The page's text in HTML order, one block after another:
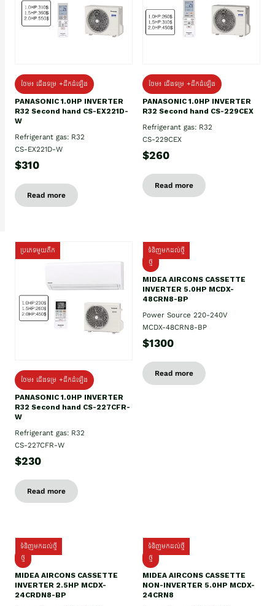
ថែម៖ ជើងទម្រ +ដឹកដំឡើង
PANASONIC 1.0HP INVERTER
R32 Second hand CS-EX221D-
W
Refrigerant gas: R32
CS-EX221D-W
$310
Read more
ថែម៖ ជើងទម្រ +ដឹកដំឡើង
PANASONIC 1.0HP INVERTER
R32 Second hand CS-229CEX
Refrigerant gas: R32
CS-229CEX
$260
Read more
ប្រភេទមួយតឹក
ថែម៖ ជើងទម្រ +ដឹកដំឡើង
PANASONIC 1.0HP INVERTER
R32 Second hand CS-227CFR-
W
Refrigerant gas: R32
CS-227CFR-W
$230
Read more
ទំនិញមកដល់ថ្មី
ថ្មី
MIDEA AIRCONS CASSETTE
INVERTER 5.0HP MCDX-
48CRN8-BP
Power Source 220-240V
MCDX-48CRN8-BP
$1300
Read more
ទំនិញមកដល់ថ្មី
ថ្មី
MIDEA AIRCONS CASSETTE
INVERTER 2.5HP MCDX-
24CRDN8-BP
ទំនិញមកដល់ថ្មី
ថ្មី
MIDEA AIRCONS CASSETTE
NON-INVERTER 5.0HP MCDX-
24CRN8